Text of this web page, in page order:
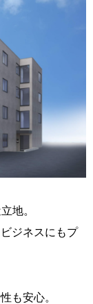
地。
ジネスにもプ
も安心。